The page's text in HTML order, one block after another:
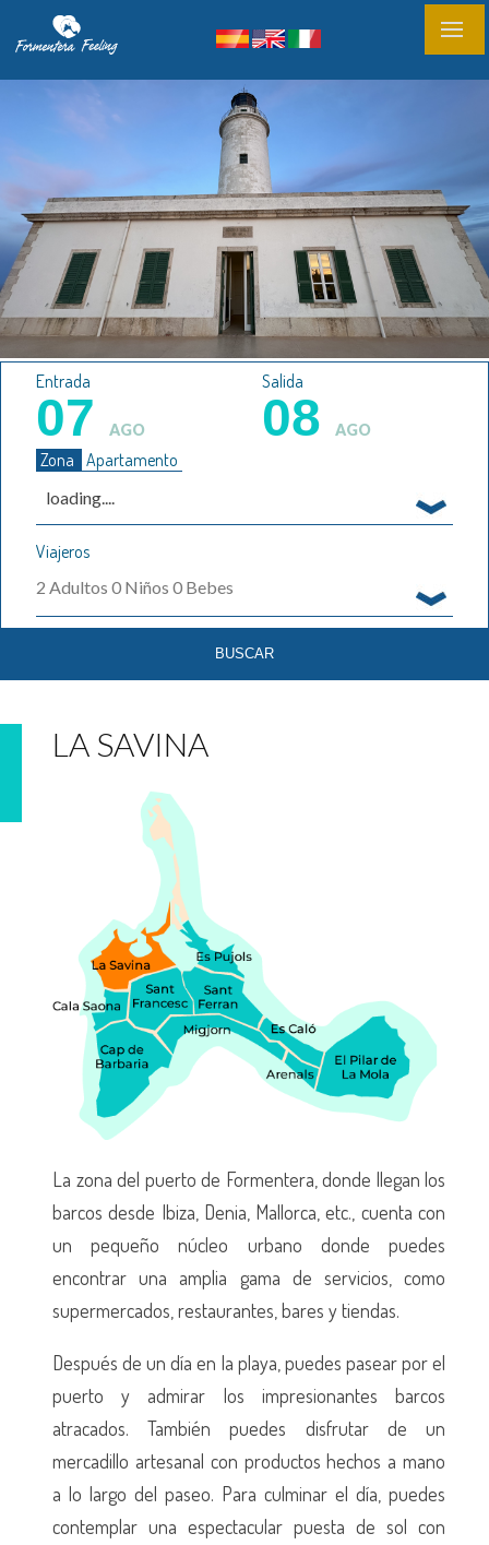
Entrada
07 AGO
Salida
08 AGO
Zona Apartamento
loading....
Viajeros
2 Adultos 0 Niños 0 Bebes
LA SAVINA
La zona del puerto de Formentera, donde llegan los
barcos desde Ibiza, Denia, Mallorca, etc., cuenta con
un pequeño núcleo urbano donde puedes
encontrar una amplia gama de servicios, como
supermercados, restaurantes, bares y tiendas.
Después de un día en la playa, puedes pasear por el
puerto y admirar los impresionantes barcos
atracados. También puedes disfrutar de un
mercadillo artesanal con productos hechos a mano
a lo largo del paseo. Para culminar el día, puedes
contemplar una espectacular puesta de sol con